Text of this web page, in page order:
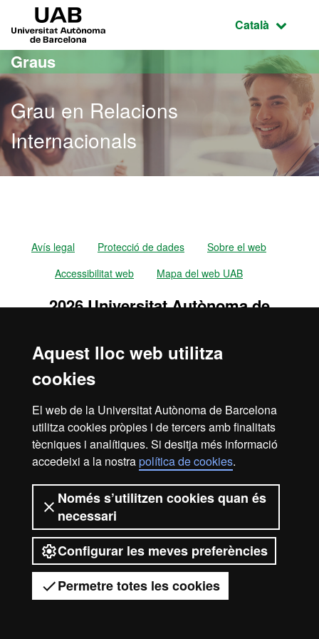
Aquest lloc web utilitza
cookies
El web de la Universitat Autònoma de Barcelona
utilitza cookies pròpies i de tercers amb finalitats
tècniques i analítiques. Si desitja més informació
accedeixi a la nostrapolítica de cookies.
Només s’utilitzen cookies quan és
necessari
Configurar les meves preferències
Permetre totes les cookies
Ves al contingut principal
Ves a la navegació de la pàgina
Idioma
Català
Graus
Grau en Relacions
Internacionals
Tens dubtes?
Avís legal Protecció de dades
Sobre el web
Accessibilitat web
Mapa del web UAB
2026 Universitat Autònoma de